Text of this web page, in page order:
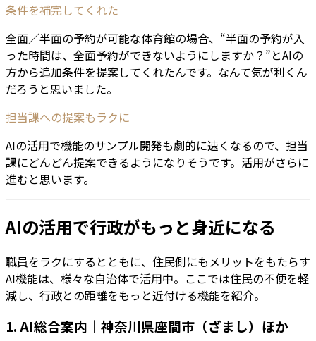
条件を補完してくれた
全面／半面の予約が可能な体育館の場合、“半面の予約が入
った時間は、全面予約ができないようにしますか？”とAIの
方から追加条件を提案してくれたんです。なんて気が利くん
だろうと思いました。
担当課への提案もラクに
AIの活用で機能のサンプル開発も劇的に速くなるので、担当
課にどんどん提案できるようになりそうです。活用がさらに
進むと思います。
AIの活用で行政がもっと身近になる
職員をラクにするとともに、住民側にもメリットをもたらす
AI機能は、様々な自治体で活用中。ここでは住民の不便を軽
減し、行政との距離をもっと近付ける機能を紹介。
1. AI総合案内｜神奈川県座間市（ざまし）ほか